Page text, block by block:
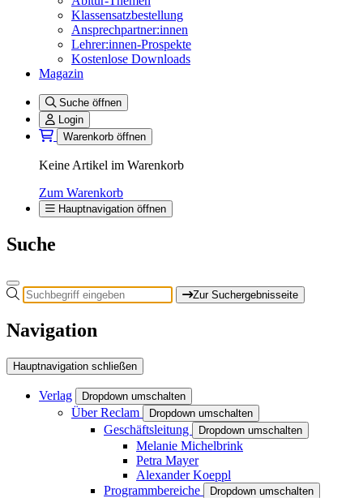
Klassensatzbestellung
Ansprechpartner:innen
Lehrer:innen-Prospekte
Kostenlose Downloads
Magazin
Suche öffnen
Login
Warenkorb öffnen
Keine Artikel im Warenkorb
Zum Warenkorb
Hauptnavigation öffnen
Suche
Zur Suchergebnisseite
Navigation
Hauptnavigation schließen
Verlag Dropdown umschalten
Über Reclam Dropdown umschalten
Geschäftsleitung Dropdown umschalten
Melanie Michelbrink
Petra Mayer
Alexander Koeppl
Programmbereiche
Dropdown umschalten